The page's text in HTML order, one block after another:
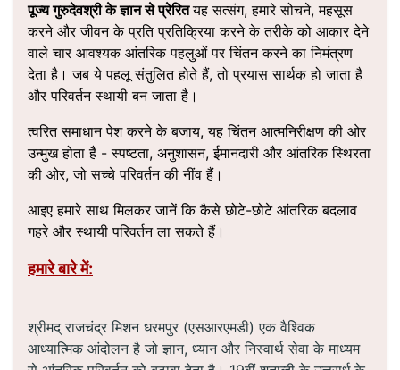
पूज्य गुरुदेवश्री के ज्ञान से प्रेरितयह सत्संग,हमारे सोचने, महसूस
करने और जीवन के प्रति प्रतिक्रिया करने के तरीके को आकार देने
वाले चार आवश्यक आंतरिक पहलुओं पर चिंतन करने का निमंत्रण
देता है। जब ये पहलू संतुलित होते हैं, तो प्रयास सार्थक हो जाता है
और परिवर्तन स्थायी बन जाता है।
त्वरित समाधान पेश करने के बजाय, यह चिंतन आत्मनिरीक्षण की ओर
उन्मुख होता है - स्पष्टता, अनुशासन, ईमानदारी और आंतरिक स्थिरता
की ओर, जो सच्चे परिवर्तन की नींव हैं।
आइए हमारे साथ मिलकर जानें कि कैसे छोटे-छोटे आंतरिक बदलाव
गहरे और स्थायी परिवर्तन ला सकते हैं।
हमारे बारे में:
श्रीमद् राजचंद्र मिशन धरमपुर (एसआरएमडी) एक वैश्विक
आध्यात्मिक आंदोलन है जो ज्ञान, ध्यान और निस्वार्थ सेवा के माध्यम